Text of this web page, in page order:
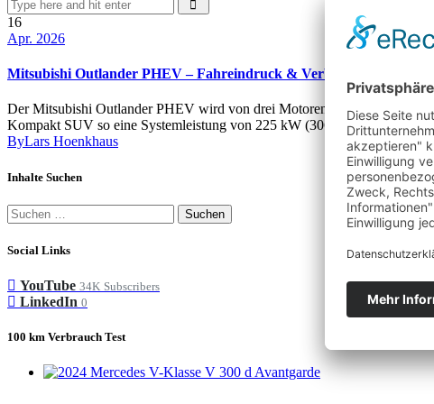
16
Apr. 2026
Mitsubishi Outlander PHEV – Fahreindruck & Verbrauch
Der Mitsubishi Outlander PHEV wird von drei Motoren angetrieben.
Kompakt SUV so eine Systemleistung von 225 kW (306 PS) und soll
ByLars Hoenkhaus
Inhalte Suchen
Suchen
nach:
Social Links
YouTube 34K Subscribers
LinkedIn 0
100 km Verbrauch Test